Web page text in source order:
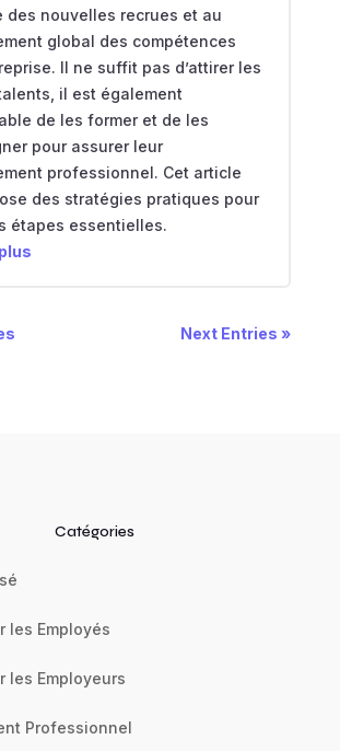
des nouvelles recrues et au
global des compétences
Il ne suffit pas d’attirer les
il est également
de les former et de les
pour assurer leur
professionnel. Cet article
des stratégies pratiques pour
étapes essentielles.
Next Entries »
Catégories
les Employés
les Employeurs
Professionnel